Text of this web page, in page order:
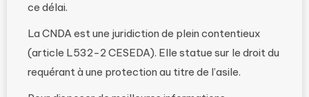
ce délai.
La CNDA est une juridiction de plein contentieux
(article L532-2 CESEDA). Elle statue sur le droit du
requérant à une protection au titre de l’asile.